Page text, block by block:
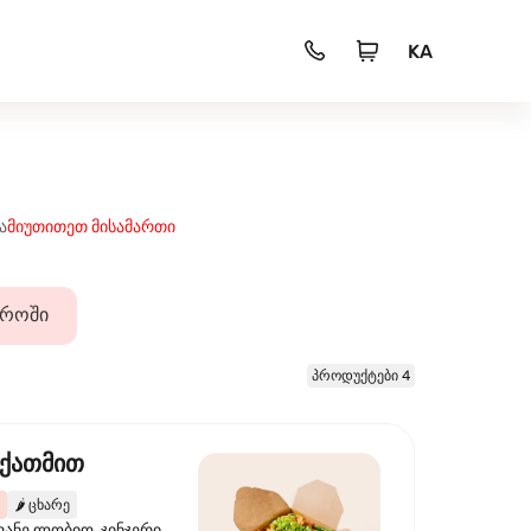
KA
მიუთითეთ მისამართი
პროდუქტები 4
🌶️ ცხარე